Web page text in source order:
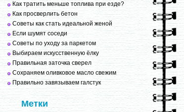
Как тратить меньше топлива при езде?
Как просверлить бетон
Советы как стать идеальной женой
Если шумят соседи
Советы по уходу за паркетом
Выбираем искусственную ёлку
Правильная заточка сверел
Сохраняем оливковое масло свежим
Правильно завязываем галстук
Метки